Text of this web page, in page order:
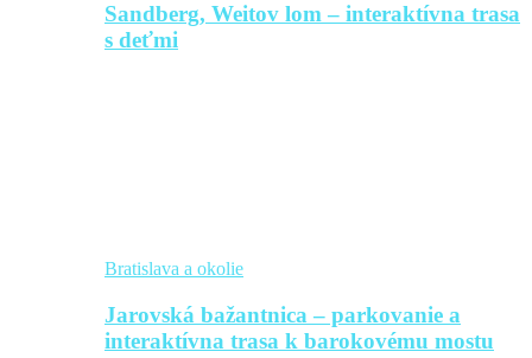
Sandberg, Weitov lom – interaktívna trasa
s deťmi
Bratislava a okolie
Jarovská bažantnica – parkovanie a
interaktívna trasa k barokovému mostu